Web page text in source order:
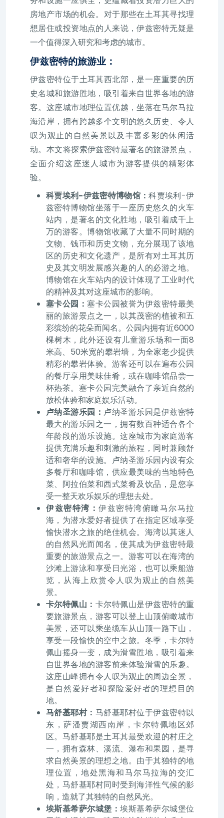
房地产市场的机会。对于那些在土耳其寻找理
想居住或投资地点的人来说，伊兹密特无疑是
一个值得深入研究和考虑的城市。
伊兹密特的旅游业：
伊兹密特位于土耳其西北部，是一座重要的历
史名城和旅游胜地，吸引着来自世界各地的游
客。这座城市地理位置优越，坐落在马尔马拉
海沿岸，拥有跨越多个文明的悠久历史、令人
叹为观止的自然美景以及丰富多彩的休闲活
动。本文将探索伊兹密特最著名的旅游景点，
全面介绍这座迷人城市为游客提供的精彩体
验。
科贾埃利-伊兹密特博物馆：科贾埃利-伊
兹密特博物馆坐落于一座历史悠久的火车
站内，是著名的文化胜地，吸引着成千上
万的游客。博物馆收藏了大量不同时期的
文物、钱币和历史文物，充分展现了该地
区的历史和文化遗产，是所有对土耳其历
史及其文明发展感兴趣的人的必游之地。
博物馆在火车站内的设计体现了工业时代
的精神及其对这座城市的影响。
塞卡公园：塞卡公园被誉为伊兹密特最美
丽的旅游景点之一，以其茂密的植被和五
彩缤纷的花朵而闻名。公园内拥有近6000
棵树木，此外还设有儿童游乐场和一面8
米高、50米宽的攀岩墙，为全家老少提供
精彩的攀岩体验。游客还可以在遍布公园
的餐厅享用美味佳肴，或在咖啡馆品尝一
杯热茶。塞卡公园完美融合了亲近自然的
放松体验和家庭娱乐活动。
卢纳圣游乐园： 卢纳圣游乐园是伊兹密特
最大的游乐园之一，拥有数百种适合各个
年龄段的游乐设施。这座城市为家庭游客
提供充满乐趣和刺激的旅程，同时兼顾舒
适和奢华的设施。卢纳圣游乐园内设有众
多餐厅和咖啡馆，供应最美味的当地特色
菜、阿拉伯菜和西式菜肴及饮品，是您享
受一整天欢乐娱乐的理想去处。
伊兹密特湾： 伊兹密特湾俯瞰马尔马拉
海，为潜水爱好者提供了在指定区域享受
愉快潜水之旅的绝佳机会。海湾以其迷人
的自然风光而闻名，使其成为伊兹密特最
重要的旅游景点之一。游客可以在海湾的
沙滩上游泳和享受日光浴，也可以乘船游
览，从海上欣赏令人叹为观止的自然美
景。
卡尔特佩山： 卡尔特佩山是伊兹密特的重
要旅游景点，游客可以登上山顶俯瞰城市
美景，还可以乘坐缆车从山顶一路下山，
享受一段愉快的空中之旅。冬季，卡尔特
佩山摇身一变，成为滑雪胜地，吸引着来
自世界各地的游客前来体验滑雪的乐趣。
这座山峰拥有令人叹为观止的周边全景，
是自然爱好者和探险爱好者的理想目的
地。
马舒基耶村： 马舒基耶村位于伊兹密特以
东，萨潘贾湖西南岸，卡尔特佩地区郊
区。马舒基耶是土耳其最受欢迎的村庄之
一，拥有森林、溪流、瀑布和果园，是寻
求自然美景的理想之地。由于其独特的地
理位置，地处黑海和马尔马拉海的交汇
处，马舒基耶村同时受到海洋性气候的影
响，造就了其独特的自然风光。
埃斯基希萨尔城堡：埃斯基希萨尔城堡位